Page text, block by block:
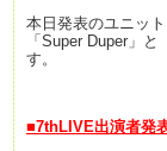
本日発表のユニッ
「Super Duper」
す。
■7thLIVE出演者発